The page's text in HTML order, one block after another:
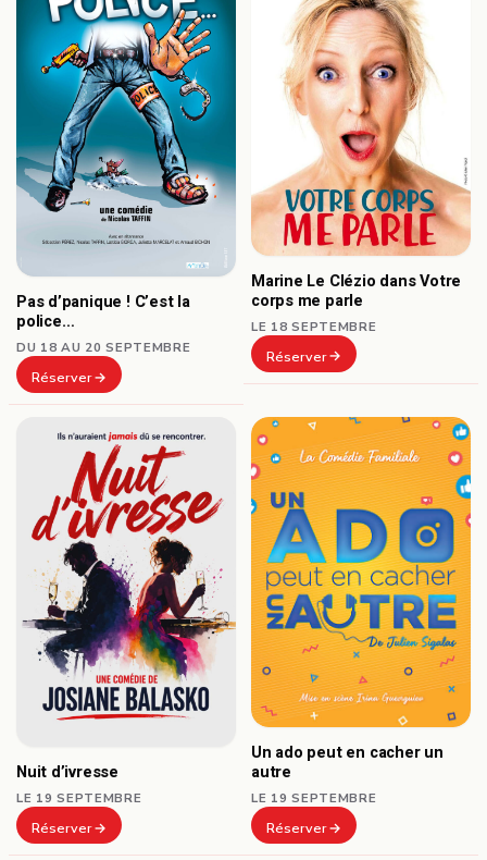
Pas d’panique ! C’est la
police…
DU 18 AU 20 SEPTEMBRE
Réserver
Marine Le Clézio dans Votre
corps me parle
LE 18 SEPTEMBRE
Réserver
Nuit d’ivresse
LE 19 SEPTEMBRE
Réserver
Un ado peut en cacher un
autre
LE 19 SEPTEMBRE
Réserver